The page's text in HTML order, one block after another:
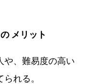
メリット
や、難易度の高い
れる。